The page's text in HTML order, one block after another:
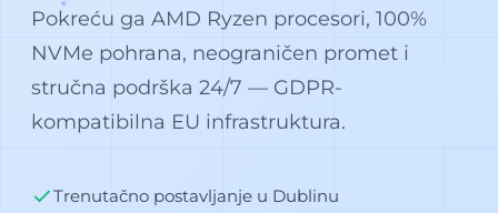
Pokreću ga AMD Ryzen procesori, 100%
NVMe pohrana, neograničen promet i
stručna podrška 24/7 — GDPR-
kompatibilna EU infrastruktura.
Trenutačno postavljanje u Dublinu